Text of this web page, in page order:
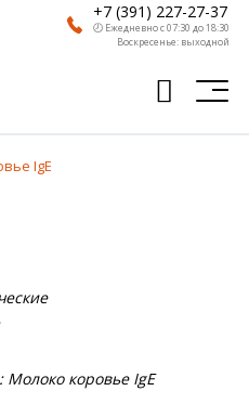
+7 (391) 227-27-37
🕗 Ежедневно с 07:30 до 18:30
Воскресенье: выходной
IgE
Молоко коровье IgE